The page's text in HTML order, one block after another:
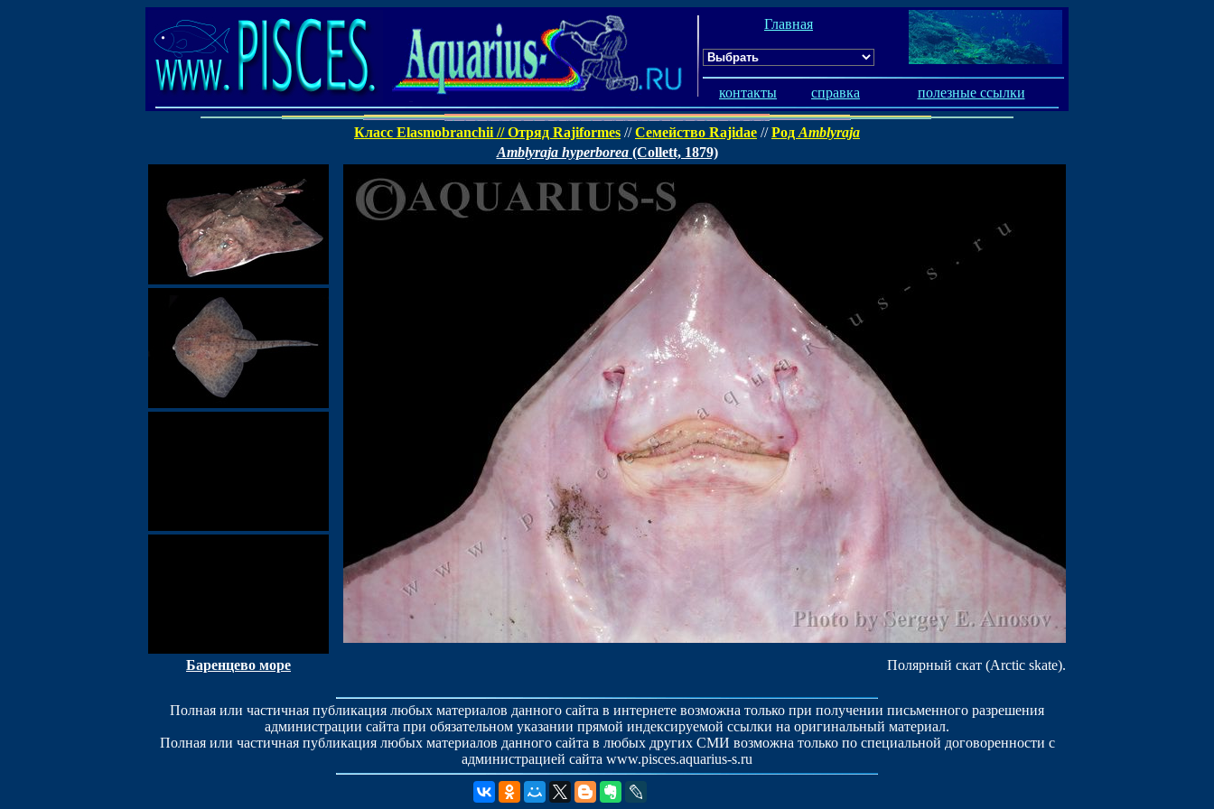
Главная
контакты справка полезные ссылки
Класс Elasmobranchii // Отряд Rajiformes //Семейство Rajidae //Род Amblyraja
Amblyraja hyperborea(Collett, 1879)
Баренцево море Полярный скат (Arctic skate).
Полная или частичная публикация любых материалов данного сайта в интернете возможна только при получении письменного разрешения
администрации сайта при обязательном указании прямой индексируемой ссылки на оригинальный материал.
Полная или частичная публикация любых материалов данного сайта в любых других СМИ возможна только по специальной договоренности с
администрацией сайта www.pisces.aquarius-s.ru